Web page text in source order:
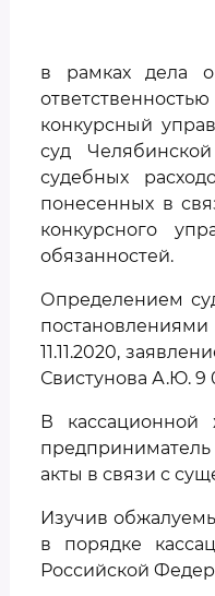
в рамках дела о
конкурсный
суд
судебных
понесенных в
конкурсного
обязанностей.
Определением
11.11.2020,
Свистунова А.Ю. 9
В кассационной
акты в связи с
Изучив
в порядке
Российской